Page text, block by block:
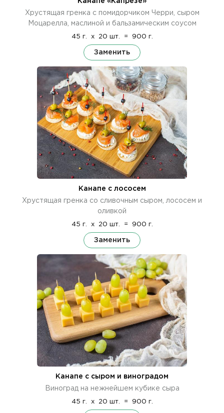
Хрустящая гренка с помидорчиком Черри, сыром
Моцарелла, маслиной и бальзамическим соусом
45 г. x 20 шт. = 900 г.
Заменить
Канапе с лососем
Хрустящая гренка со сливочным сыром, лососем и
оливкой
45 г. x 20 шт. = 900 г.
Заменить
Канапе с сыром и виноградом
Виноград на нежнейшем кубике сыра
45 г. x 20 шт. = 900 г.